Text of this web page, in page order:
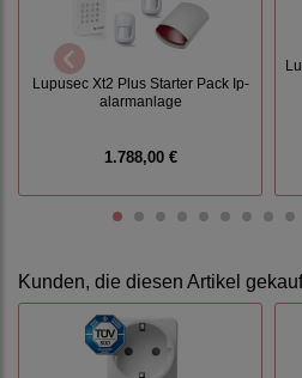
Lupusec Xt2 Plus Starter Pack Ip-
alarmanlage
1.788,00 €
Kunden, die diesen Artikel